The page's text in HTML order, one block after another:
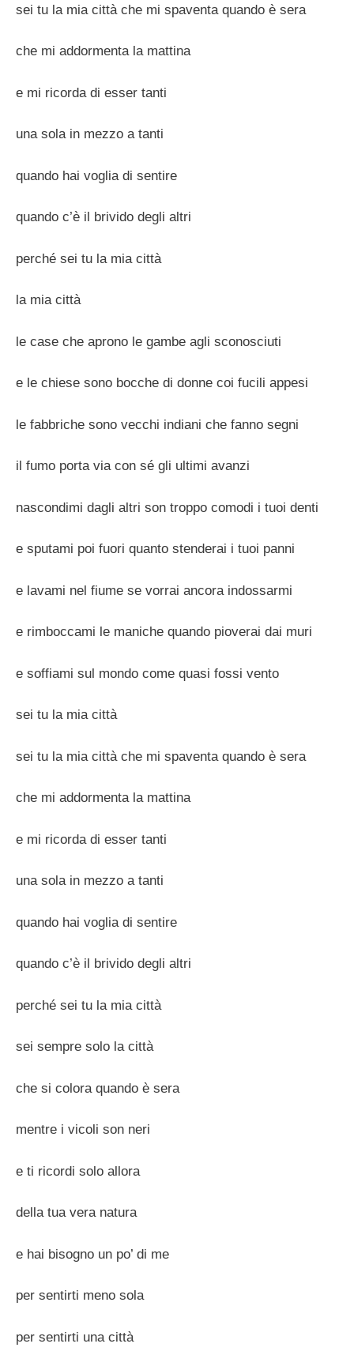
sei tu la mia città che mi spaventa quando è sera
che mi addormenta la mattina
e mi ricorda di esser tanti
una sola in mezzo a tanti
quando hai voglia di sentire
quando c’è il brivido degli altri
perché sei tu la mia città
la mia città
le case che aprono le gambe agli sconosciuti
e le chiese sono bocche di donne coi fucili appesi
le fabbriche sono vecchi indiani che fanno segni
il fumo porta via con sé gli ultimi avanzi
nascondimi dagli altri son troppo comodi i tuoi denti
e sputami poi fuori quanto stenderai i tuoi panni
e lavami nel fiume se vorrai ancora indossarmi
e rimboccami le maniche quando pioverai dai muri
e soffiami sul mondo come quasi fossi vento
sei tu la mia città
sei tu la mia città che mi spaventa quando è sera
che mi addormenta la mattina
e mi ricorda di esser tanti
una sola in mezzo a tanti
quando hai voglia di sentire
quando c’è il brivido degli altri
perché sei tu la mia città
sei sempre solo la città
che si colora quando è sera
mentre i vicoli son neri
e ti ricordi solo allora
della tua vera natura
e hai bisogno un po’ di me
per sentirti meno sola
per sentirti una città